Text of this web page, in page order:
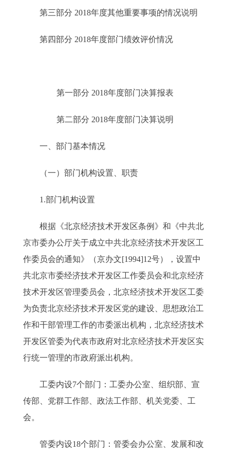
第三部分 2018年度其他重要事项的情况说明
第四部分 2018年度部门绩效评价情况
第一部分 2018年度部门决算报表
第二部分 2018年度部门决算说明
一、部门基本情况
（一）部门机构设置、职责
1.部门机构设置
根据《北京经济技术开发区条例》和《中共北
京市委办公厅关于成立中共北京经济技术开发区工
作委员会的通知》（京办文[1994]12号），设置中
共北京市委经济技术开发区工作委员会和北京经济
技术开发区管理委员会，北京经济技术开发区工委
为负责北京经济技术开发区党的建设、思想政治工
作和干部管理工作的市委派出机构，北京经济技术
开发区管委为代表市政府对北京经济技术开发区实
行统一管理的市政府派出机构。
工委内设7个部门：工委办公室、组织部、宣
传部、党群工作部、政法工作部、机关党委、工
会。
管委内设18个部门：管委会办公室、发展和改